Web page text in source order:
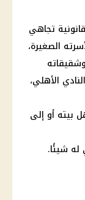
تجاهي
الصغيرة،
النادي الأهلي،
بيته أو إلى
له شيئًا.